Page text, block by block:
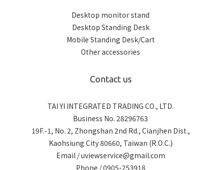
Desktop monitor stand
Desktop Standing Desk
Mobile Standing Desk/Cart
Other accessories
Contact us
TAI YI INTEGRATED TRADING CO., LTD.
Business No. 28296763
19F.-1, No. 2, Zhongshan 2nd Rd., Cianjhen Dist.,
Kaohsiung City 80660, Taiwan (R.O.C.)
Email / uviewservice@gmail.com
Phone / 0905-253918